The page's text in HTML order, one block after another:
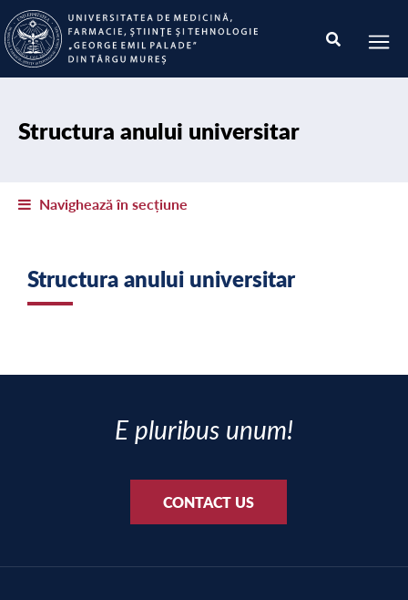
Structura anului universitar
Navighează în secțiune
Structura anului universitar
E pluribus unum!
CONTACT US